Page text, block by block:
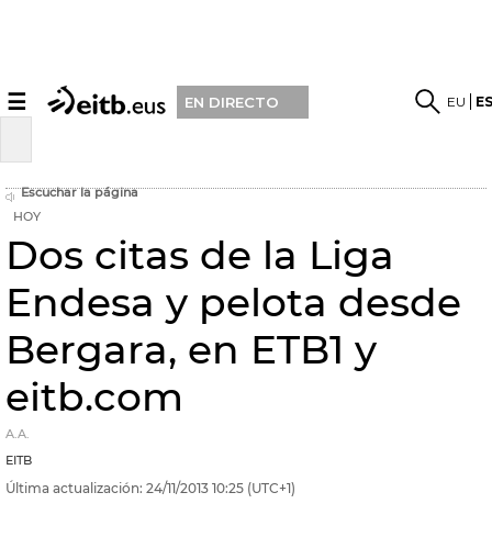
☰ EN DIRECTO EU
Escuchar la página
HOY
Dos citas de la Liga
Endesa y pelota desde
Bergara, en ETB1 y
eitb.com
A.A.
EITB
Última actualización: 24/11/2013 10:25 (UTC+1)